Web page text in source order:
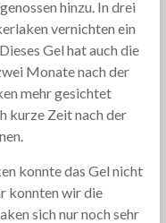
hinzu. In drei
vernichten ein
Gel hat auch die
Monate nach der
mehr gesichtet
kurze Zeit nach der
konnte das Gel nicht
konnten wir die
sich nur noch sehr